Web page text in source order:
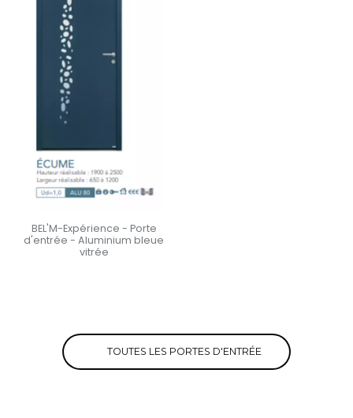
BEL'M-Expérience - Porte
d'entrée - Aluminium bleue
vitrée
TOUTES LES PORTES D'ENTRÉE